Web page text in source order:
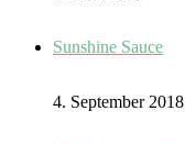
Sunshine Sauce
4. September 2018